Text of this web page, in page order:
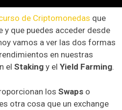
de Criptomonedas que
y que puedes acceder desde
vamos a ver las dos formas
en nuestras
el Staking y el Yield Farming.
los Swaps o
otra cosa que un exchange